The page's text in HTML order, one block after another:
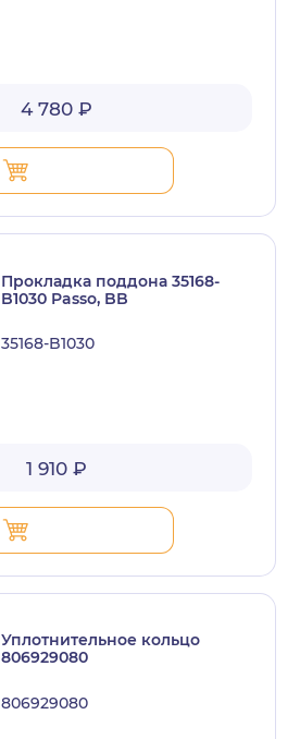
4 780 ₽
Прокладка поддона 35168-
B1030 Passo, BB
35168-B1030
1 910 ₽
Уплотнительное кольцо
806929080
806929080